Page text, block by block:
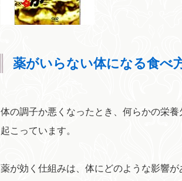
薬がいらない体になる食べ
体の調子か悪くなったとき、何らかの栄養
起こっています。
薬が効く仕組みは、体にどのような影響が